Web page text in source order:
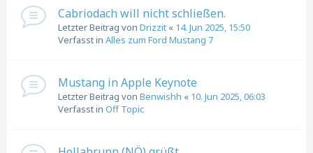
Cabriodach will nicht schließen.
Letzter Beitrag von Drizzit « 14. Jun 2025, 15:50
Verfasst in Alles zum Ford Mustang 7
Mustang in Apple Keynote
Letzter Beitrag von Benwishh « 10. Jun 2025, 06:03
Verfasst in Off Topic